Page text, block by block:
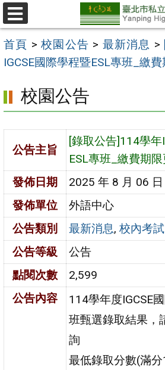
跳
至
主
要
區
選
單
首頁 >校園公告 > 最新消息 >
IGCSE國際學程暨ESL專班_繳
校園公告
公告主旨
[錄取公告]114學年
ESL專班_繳費期
發佈日期
2025 年 8 月 06 日
發佈單位
外語中心
公告類別
最新消息,校內考試
公告等級
公告
點閱次數
2,599
公告內容
114學年度IGCSE
班甄選錄取結果，
詢
最低錄取分數(滿